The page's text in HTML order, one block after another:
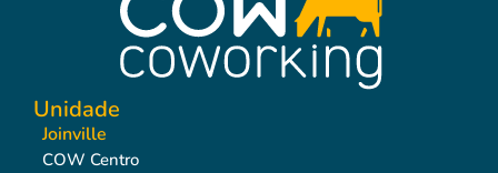
Unidade
Joinville
COW Centro